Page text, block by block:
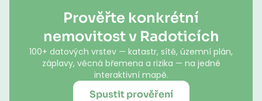
Prověřte konkrétní
nemovitost v Radoticích
100+ datových vrstev — katastr, sítě, územní plán,
záplavy, věcná břemena a rizika — na jedné
interaktivní mapě.
Spustit prověření